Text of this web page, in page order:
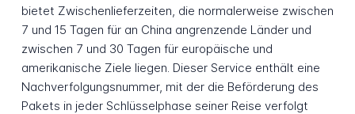
bietet Zwischenlieferzeiten, die normalerweise zwischen
7 und 15 Tagen für an China angrenzende Länder und
zwischen 7 und 30 Tagen für europäische und
amerikanische Ziele liegen. Dieser Service enthält eine
Nachverfolgungsnummer, mit der die Beförderung des
Pakets in jeder Schlüsselphase seiner Reise verfolgt